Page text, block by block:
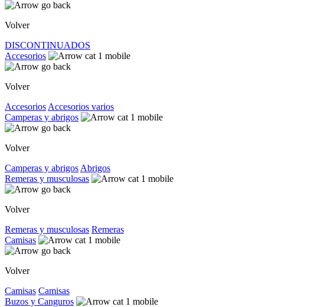
Volver
DISCONTINUADOS
Accesorios
Volver
Accesorios Accesorios varios
Camperas y abrigos
Volver
Camperas y abrigos Abrigos
Remeras y musculosas
Volver
Remeras y musculosas Remeras
Camisas
Volver
Camisas Camisas
Buzos y Canguros